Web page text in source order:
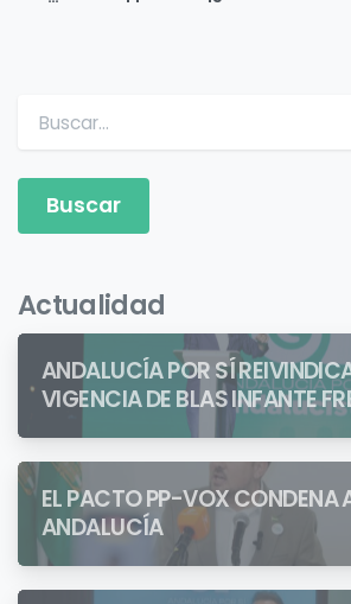
Buscar:
Actualidad
ANDALUCÍA POR SÍ
VIGENCIA DE BLAS INFANTE
QUIENES PRETENDEN NEGAR LA
IDENTIDAD ANDALUZA
EL PACTO PP-VOX CONDENA
ANDALUCÍA